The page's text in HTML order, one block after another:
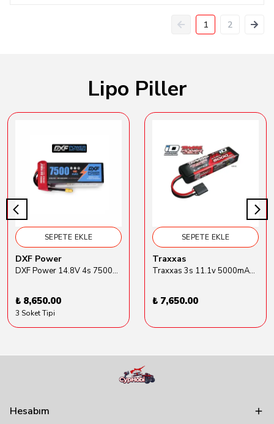
1 2
Lipo Piller
SEPETE EKLE
DXF Power
DXF Power 14.8V 4s 7500mAh 80C Hardcase Lipo Batarya
₺ 8,650.00
3 Soket Tipi
SEPETE EKLE
Traxxas
Traxxas 3s 11.1v 5000mAh Lipo Batarya (TRX 2872X)
₺ 7,650.00
Hesabım